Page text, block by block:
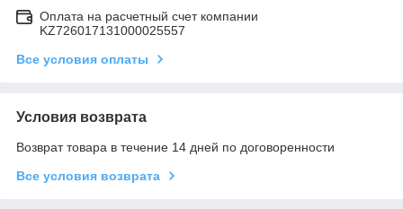
Оплата на расчетный счет компании
KZ726017131000025557
Все условия оплаты
Условия возврата
Возврат товара в течение 14 дней по договоренности
Все условия возврата